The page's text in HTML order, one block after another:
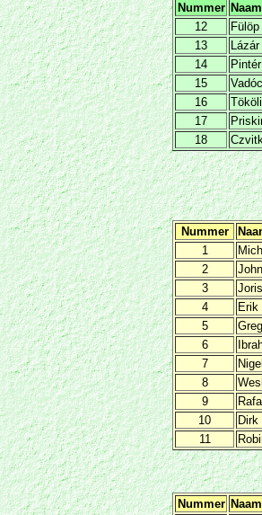
Nummer Naam
12
13
Lázár
14
15
16
17
18
Nummer
1
2
3
4
Erik
5
6
7
8
9
10
11
Nummer Naam